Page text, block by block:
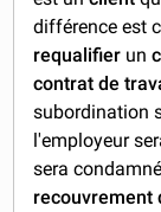
différence est
requalifier un
contrat de
subordination
l'employeur
sera
recouvrement